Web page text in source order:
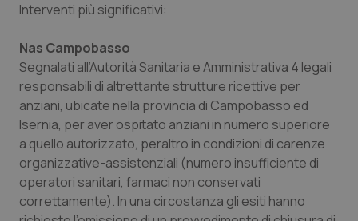
Quotidiano Cardiologia
Quotidiano Chirurgia
Quotidiano Oncologia
Quotidiano Pediatria
Rene & patologie urogenitali
Interventi più significativi:
Nas Campobasso
Segnalati all’Autorità Sanitaria e Amministrativa 4 legali
responsabili di altrettante strutture ricettive per
anziani, ubicate nella provincia di Campobasso ed
Isernia, per aver ospitato anziani in numero superiore
a quello autorizzato, peraltro in condizioni di carenze
organizzative-assistenziali (numero insufficiente di
operatori sanitari, farmaci non conservati
correttamente). In una circostanza gli esiti hanno